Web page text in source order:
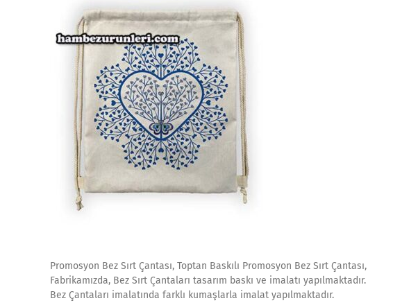
Promosyon Bez Sırt Çantası, Toptan Baskılı Promosyon Bez Sırt Çantası,
Fabrikamızda, Bez Sırt Çantaları tasarım baskı ve imalatı yapılmaktadır.
Bez Çantaları imalatında farklı kumaşlarla imalat yapılmaktadır.